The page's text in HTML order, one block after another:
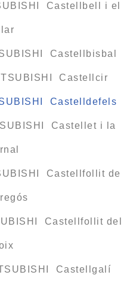
Castellbell i el
Castellbisbal
Castellcir
Castelldefels
Castellet i la
Castellfollit de
Castellfollit del
Castellgalí